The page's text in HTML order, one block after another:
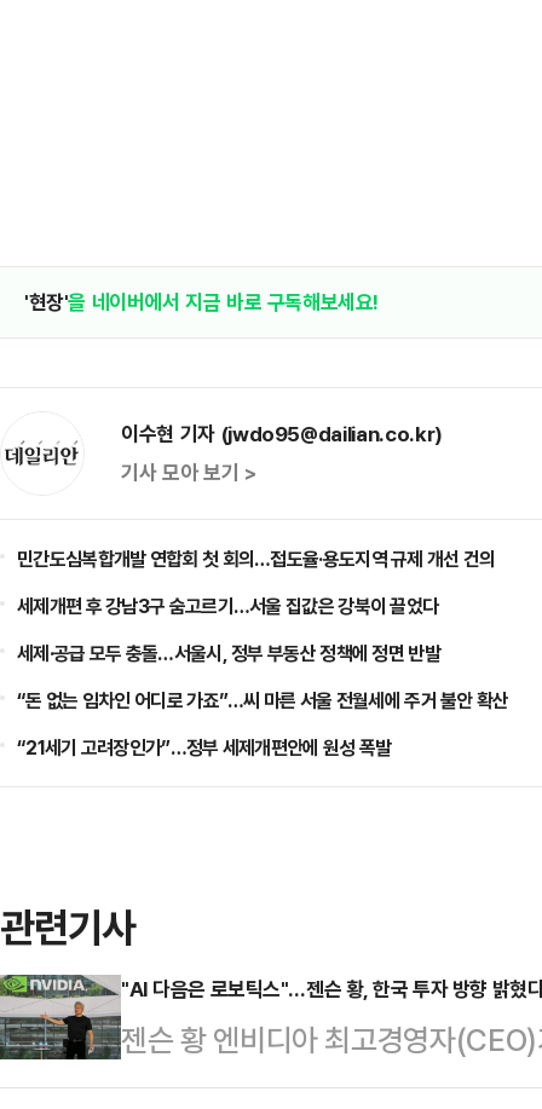
'현장'을 네이버에서 지금 바로 구독해보세요!
이수현 기자 (jwdo95@dailian.co.kr)
기사 모아 보기 >
민간도심복합개발 연합회 첫 회의…접도율·용도지역 규제 개선 건의
세제개편 후 강남3구 숨고르기…서울 집값은 강북이 끌었다
세제·공급 모두 충돌…서울시, 정부 부동산 정책에 정면 반발
“돈 없는 임차인 어디로 가죠”…씨 마른 서울 전월세에 주거 불안 확산
“21세기 고려장인가”…정부 세제개편안에 원성 폭발
관련기사
"AI 다음은 로보틱스"…젠슨 황, 한국 투자 방향 밝혔
젠슨 황 엔비디아 최고경영자
를 공개적으로 밝히며 국내 기업들